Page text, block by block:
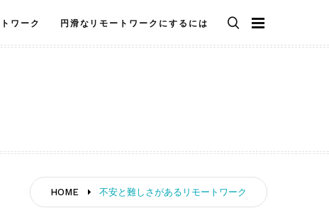
ワーク 円滑なリモートワークにするには
HOME 不安と難しさがあるリモートワーク